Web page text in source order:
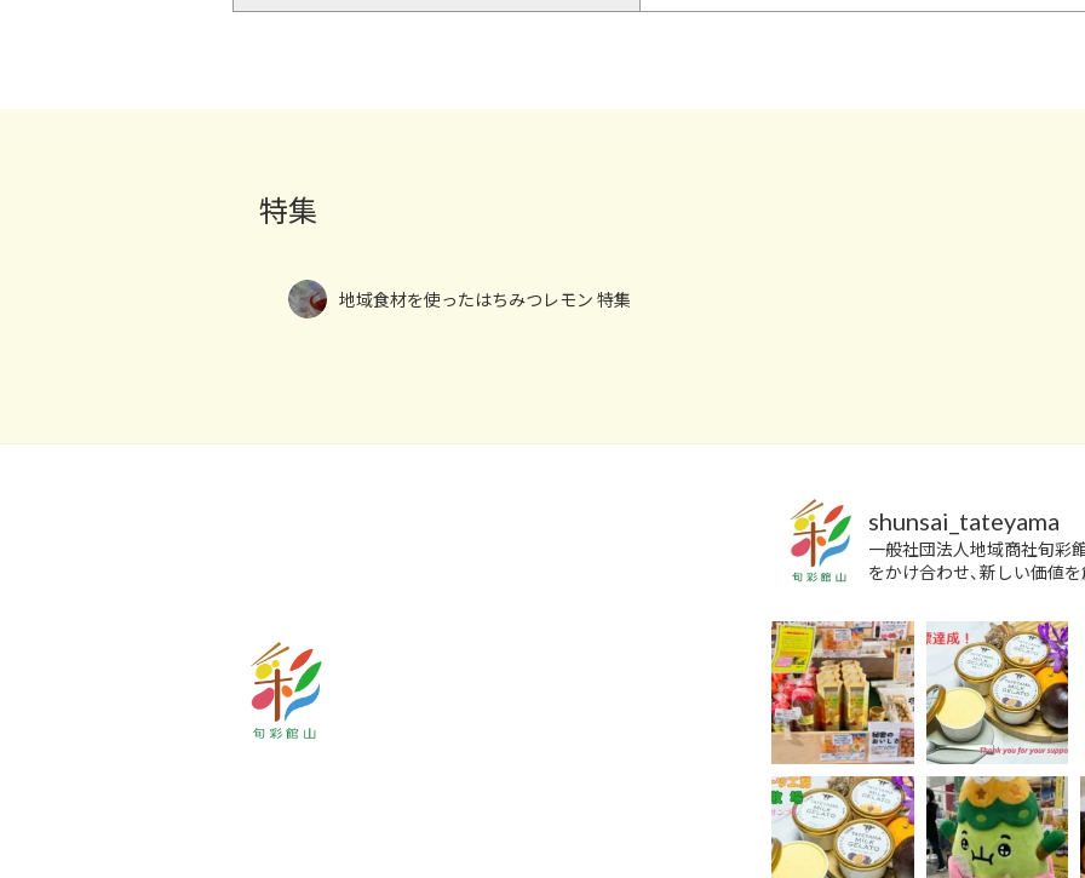
特集
地域食材を使ったはちみつレモン 特集
shunsai_tateyama
一般社団法人地域商社旬彩
をかけ合わせ、新しい価値